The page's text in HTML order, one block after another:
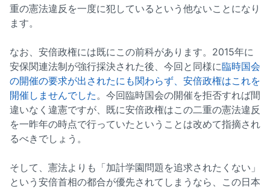
重の憲法違反を一度に犯しているという他ないことになり
ます。
なお、安倍政権には既にこの前科があります。2015年に
安保関連法制が強行採決された後、今回と同様に臨時国会
の開催の要求が出されたにも関わらず、安倍政権はこれを
開催しませんでした 。今回臨時国会の開催を拒否すれば間
違いなく違憲ですが、既に安倍政権はこの二重の憲法違反
を一昨年の時点で行っていたということは改めて指摘され
るべきでしょう。
そして、憲法よりも「加計学園問題を追求されたくない」
という安倍首相の都合が優先されてしまうなら、この日本